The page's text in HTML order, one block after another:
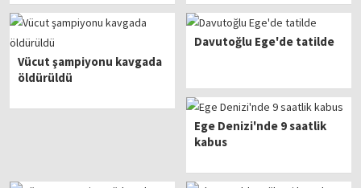
Vücut şampiyonu kavgada
öldürüldü
Davutoğlu Ege'de tatilde
Ege Denizi'nde 9 saatlik
kabus